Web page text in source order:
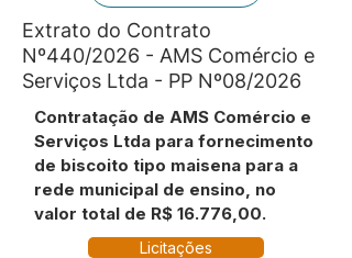
Extrato do Contrato
Nº440/2026 - AMS Comércio e
Serviços Ltda - PP Nº08/2026
Contratação de AMS Comércio e
Serviços Ltda para fornecimento
de biscoito tipo maisena para a
rede municipal de ensino, no
valor total de R$ 16.776,00.
Licitações